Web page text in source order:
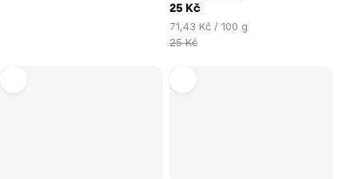
25 Kč
Měrná
cena:
71,43 Kč / 100 g
25 Kč